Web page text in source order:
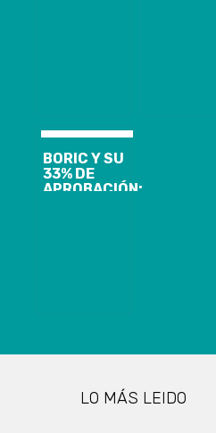
BORIC Y SU
33% DE
APROBACIÓN:
LO MÁS LEIDO